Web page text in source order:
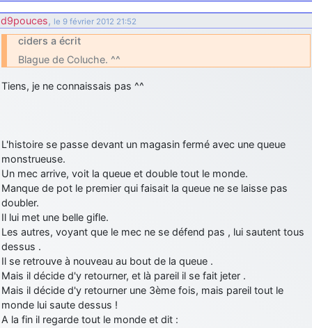
d9pouces, le 9 février 2012 21:52
ciders a écrit
Blague de Coluche. ^^
Tiens, je ne connaissais pas ^^
L'histoire se passe devant un magasin fermé avec une queue
monstrueuse.
Un mec arrive, voit la queue et double tout le monde.
Manque de pot le premier qui faisait la queue ne se laisse pas
doubler.
Il lui met une belle gifle.
Les autres, voyant que le mec ne se défend pas , lui sautent tous
dessus .
Il se retrouve à nouveau au bout de la queue .
Mais il décide d'y retourner, et là pareil il se fait jeter .
Mais il décide d'y retourner une 3ème fois, mais pareil tout le
monde lui saute dessus !
A la fin il regarde tout le monde et dit :